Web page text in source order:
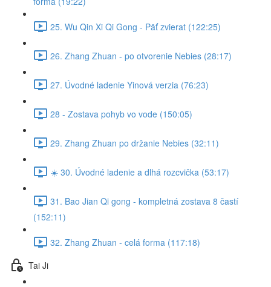
25. Wu Qin Xi Qi Gong - Päť zvierat (122:25)
26. Zhang Zhuan - po otvorenie Nebies (28:17)
27. Úvodné ladenie Yinová verzia (76:23)
28 - Zostava pohyb vo vode (150:05)
29. Zhang Zhuan po držanie Nebies (32:11)
☀️ 30. Úvodné ladenie a dlhá rozcvička (53:17)
31. Bao Jian Qi gong - kompletná zostava 8 častí
(152:11)
32. Zhang Zhuan - celá forma (117:18)
Tai Ji